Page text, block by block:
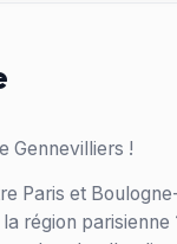
Gennevilliers !
Paris et
région